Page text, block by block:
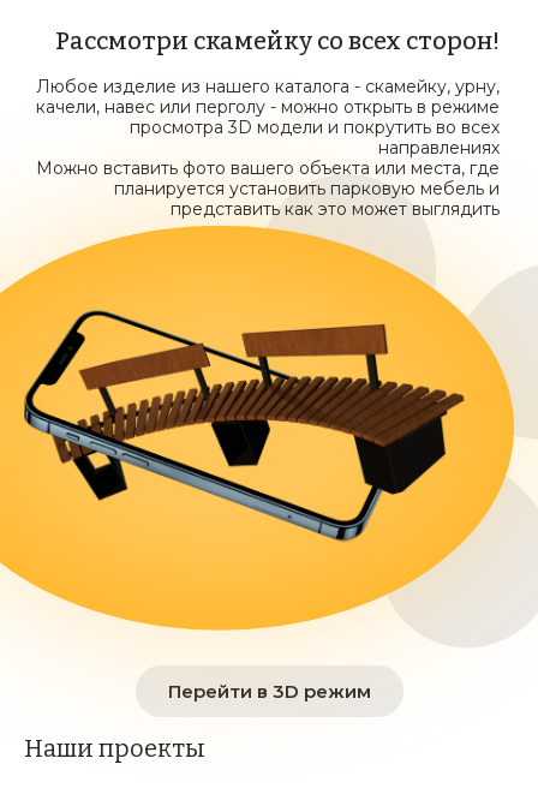
Рассмотри скамейку со всех сторон!
Любое изделие из нашего каталога - скамейку, урну,
качели, навес или перголу - можно открыть в режиме
просмотра 3D модели и покрутить во всех
направлениях
Можно вставить фото вашего объекта или места, где
планируется установить парковую мебель и
представить как это может выглядить
Перейти в 3D режим
Наши проекты